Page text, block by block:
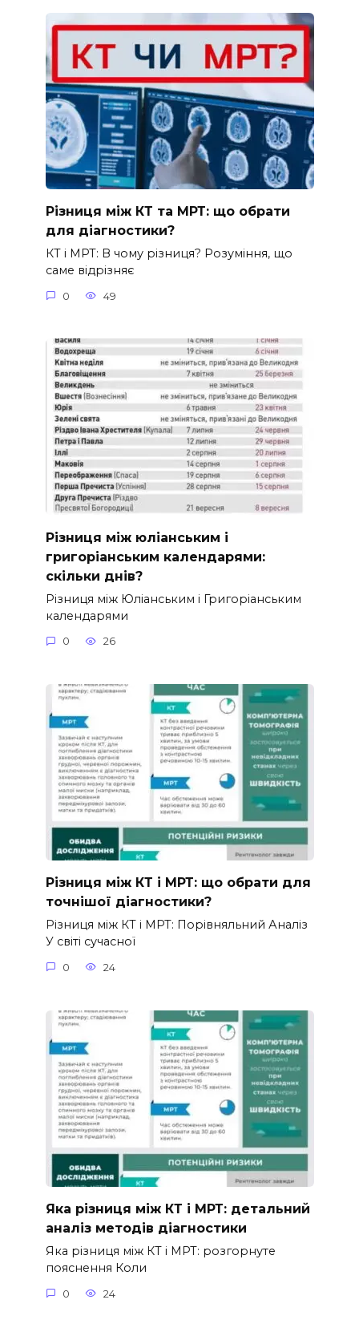
Різниця між КТ та МРТ: що обрати
для діагностики?
КТ і МРТ: В чому різниця? Розуміння, що
саме відрізняє
0 49
Різниця між юліанським і
григоріанським календарями:
скільки днів?
Різниця між Юліанським і Григоріанським
календарями
0 26
Різниця між КТ і МРТ: що обрати для
точнішої діагностики?
Різниця між КТ і МРТ: Порівняльний Аналіз
У світі сучасної
0 24
Яка різниця між КТ і МРТ: детальний
аналіз методів діагностики
Яка різниця між КТ і МРТ: розгорнуте
пояснення Коли
0 24